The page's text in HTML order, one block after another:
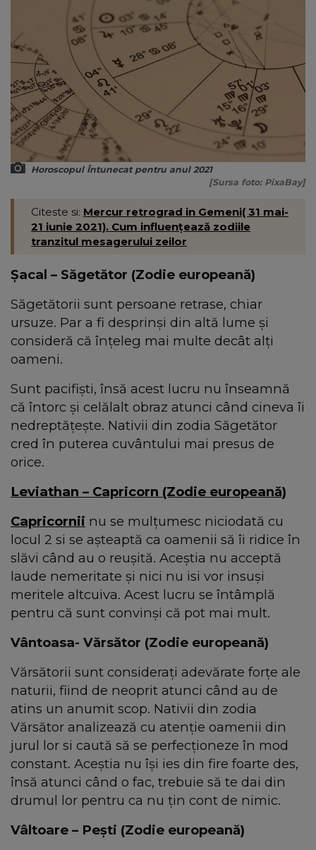
Horoscopul Întunecat pentru anul 2021
[Sursa foto: PixaBay]
Citeste si: Mercur retrograd in Gemeni( 31 mai-
21 iunie 2021). Cum influențează zodiile
tranzitul mesagerului zeilor
Șacal – Săgetător (Zodie europeană)
Săgetătorii sunt persoane retrase, chiar
ursuze. Par a fi desprinși din altă lume și
consideră că înțeleg mai multe decât alți
oameni.
Sunt pacifiști, însă acest lucru nu înseamnă
că întorc și celălalt obraz atunci când cineva îi
nedreptățește. Nativii din zodia Săgetător
cred în puterea cuvântului mai presus de
orice.
Leviathan – Capricorn (Zodie europeană)
Capricornii nu se mulțumesc niciodată cu
locul 2 si se așteaptă ca oamenii să îi ridice în
slăvi când au o reușită. Aceștia nu acceptă
laude nemeritate și nici nu isi vor insuși
meritele altcuiva. Acest lucru se întâmplă
pentru că sunt convinși că pot mai mult.
Vântoasa- Vărsător (Zodie europeană)
Vărsătorii sunt considerați adevărate forțe ale
naturii, fiind de neoprit atunci când au de
atins un anumit scop. Nativii din zodia
Vărsător analizează cu atenție oamenii din
jurul lor si caută să se perfecționeze în mod
constant. Aceștia nu își ies din fire foarte des,
însă atunci când o fac, trebuie să te dai din
drumul lor pentru ca nu țin cont de nimic.
Vâltoare – Pești (Zodie europeană)